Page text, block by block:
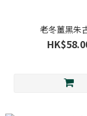
老冬薑黑朱